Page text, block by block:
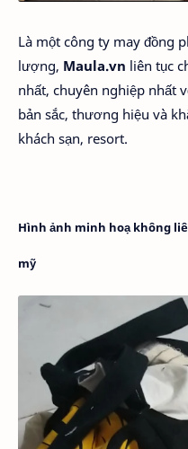
Là một công ty may đồng
lượng, Maula.vn liên tục
nhất, chuyên nghiệp nhất
bản sắc, thương hiệu và
khách sạn, resort.
Hình ảnh minh hoạ không
mỹ